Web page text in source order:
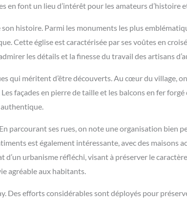
font un lieu d’intérêt pour les amateurs d’histoire
histoire. Parmi les monuments les plus
Cette église est caractérisée par ses voûtes en
les détails et la finesse du travail des artisans
qui méritent d’être découverts. Au cœur du village,
façades en pierre de taille et les balcons en fer
parcourant ses rues, on note une organisation bien
est également intéressante, avec des maisons
urbanisme réfléchi, visant à préserver le
agréable aux habitants.
Des efforts considérables sont déployés pour